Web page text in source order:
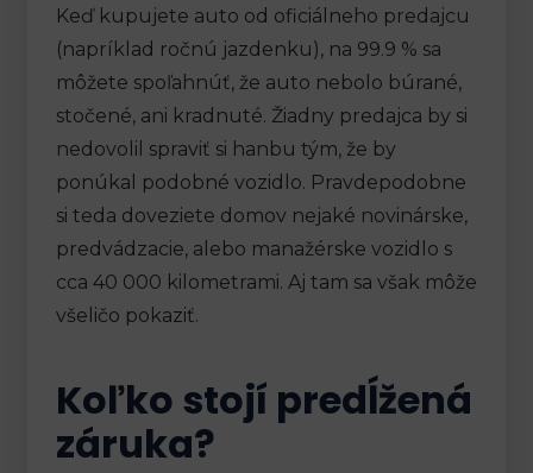
Keď kupujete auto od oficiálneho predajcu
(napríklad ročnú jazdenku), na 99.9 % sa
môžete spoľahnúť, že auto nebolo búrané,
stočené, ani kradnuté. Žiadny predajca by si
nedovolil spraviť si hanbu tým, že by
ponúkal podobné vozidlo. Pravdepodobne
si teda doveziete domov nejaké novinárske,
predvádzacie, alebo manažérske vozidlo s
cca 40 000 kilometrami. Aj tam sa však môže
všeličo pokaziť.
Koľko stojí predĺžená
záruka?